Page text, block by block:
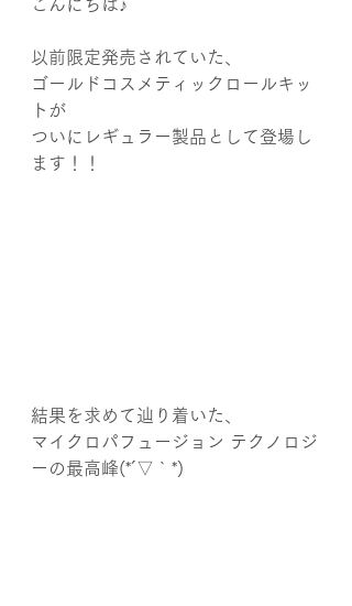
こんにちは♪
以前限定発売されていた、
ゴールドコスメティックロールキッ
トが
ついにレギュラー製品として登場し
ます！！
結果を求めて辿り着いた、
マイクロパフュージョン テクノロジ
ーの最高峰(*´▽｀*)